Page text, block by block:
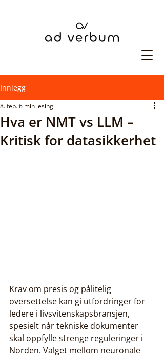
Innlegg
Hva er NMT vs LLM –
Kritisk for datasikkerhet
8. feb.6 min lesing
Krav om presis og pålitelig
oversettelse kan gi utfordringer for
ledere i livsvitenskapsbransjen,
spesielt når tekniske dokumenter
skal oppfylle strenge reguleringer i
Norden. Valget mellom neuronale